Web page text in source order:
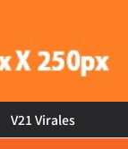
V21 Virales